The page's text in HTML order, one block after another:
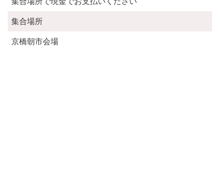
集合場所
京橋朝市会場